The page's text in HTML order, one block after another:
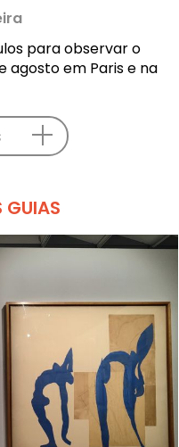
para observar o
agosto em Paris e na
GUIAS